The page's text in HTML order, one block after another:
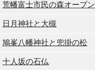
荒幡富士市民の森オープン
日月神社と大槻
鳩峯八幡神社と兜掛の松
十人坂の石仏